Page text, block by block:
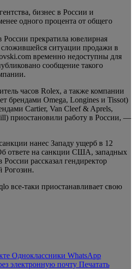
бизнес в России и
одного процента от общего
России прекратила ювелирная
ситуации продажи в
временно недоступны для
сообщение такого
часов Rolex, а также компании
брендами Omega, Longines и Tissot)
Cartier, Van Cleef & Aprels,
приостановили работу в России, —
нанес Западу ущерб в 12
ответе на санкции США, западных
рассказал гендиректор
Рогозин.
все-таки приостанавливает свою
Одноклассники WhatsApp
электронную почту Печатать